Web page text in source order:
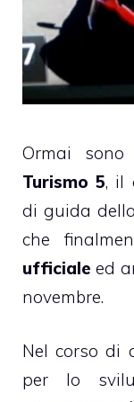
Ormai
Turismo 5, il
di guida
che
ufficiale ed
novembre.
Nel corso di
per lo